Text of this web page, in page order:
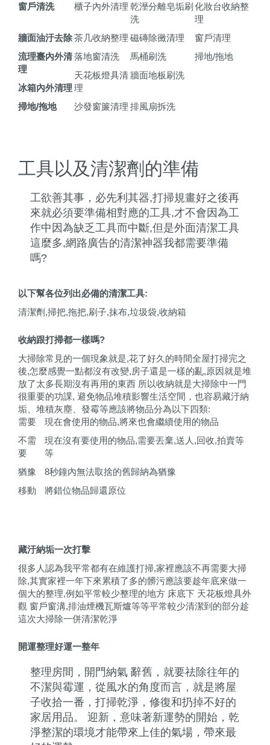
窗戶清洗 櫃子內外清理 乾溼分離皂垢刷
洗
化妝台收納整
理
牆面油汙去除茶几收納整理 磁磚除黴清理
窗戶清理
流理臺內外清
理
冰箱內外清理
落地窗清洗
天花板燈具清
理
馬桶刷洗
牆面地板刷洗
掃地/拖地
掃地/拖地 沙發窗簾清理 排風扇拆洗
工具以及清潔劑的準備
工欲善其事，必先利其器,打掃規畫好之後再
來就必須要準備相對應的工具,才不會因為工
作中因為缺乏工具而中斷,但是外面清潔工具
這麼多,網路廣告的清潔神器我都需要準備
嗎?
以下幫各位列出必備的清潔工具:
清潔劑,掃把,拖把,刷子,抹布,垃圾袋,收納箱
收納跟打掃都一樣嗎?
大掃除常見的一個現象就是,花了好久的時間全屋打掃完之
後,怎麼感覺一點都沒有改變,房子還是一樣的亂,原因就是堆
放了太多長期沒有再用的東西 所以收納就是大掃除中一門
很重要的功課, 避免物品堆積影響生活空間，也容易藏汙納
垢、堆積灰塵、發霉等應該將物品分為以下四類:
需要
現在會使用的物品,將來也會繼續使用的物品
不需
要
現在沒有要使用的物品,需要丟棄,送人 ,回收,拍賣等
等
猶豫
8秒鐘內無法取捨的舊歸納為猶豫
移動
將錯位物品歸還原位
藏汙納垢一次打擊
很多人認為我平常都有在維護打掃,家裡應該不再需要大掃
除,其實家裡一年下來累積了多的髒污應該要趁年底來做一
個大的整理,例如平常較少整理的地方 床底下 天花板燈具外
觀 窗戶窗溝,排油煙機瓦斯爐等等平常較少清潔到的部分趁
這次大掃除一併清潔乾淨
開運整理好運一整年
整理房間，開門納氣 辭舊，就要祛除往年的
不潔與霉運，從風水的角度而言，就是將屋
子收拾一番，打掃乾淨，修復和扔掉不好的
家居用品。 迎新，意味著新運勢的開始，乾
淨整潔的環境才能帶來上佳的氣場，帶來最